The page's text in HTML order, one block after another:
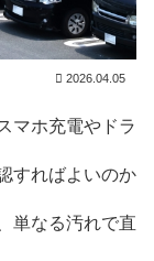
2026.04.05
マホ充電やドラ
すればよいのか
単なる汚れで直